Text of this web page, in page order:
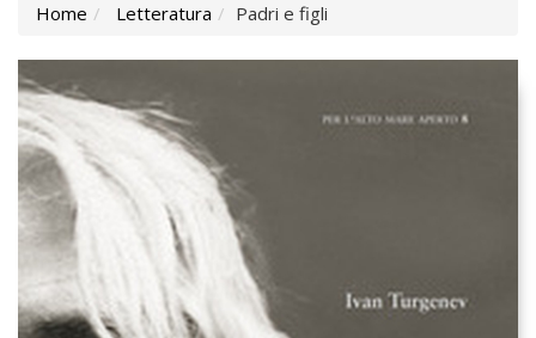
Home Letteratura Padri e figli